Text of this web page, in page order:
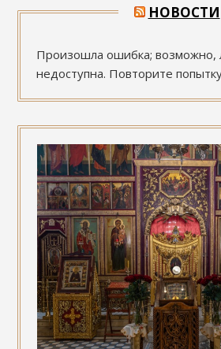
НОВОСТИ
Произошла ошибка; возможно,
недоступна. Повторите